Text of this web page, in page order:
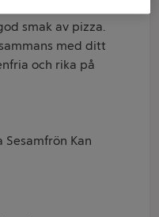
smak av pizza.
med ditt
och rika på
Sesamfrön Kan